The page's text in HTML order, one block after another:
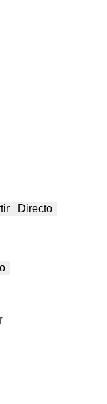
Directo